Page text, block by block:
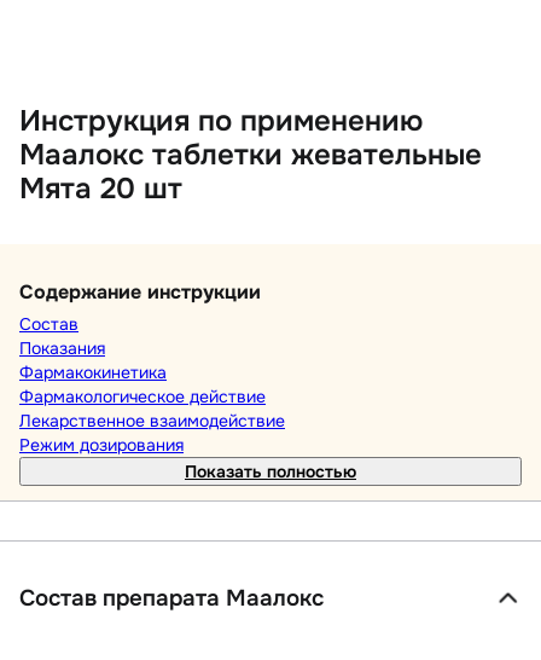
Инструкция по применению
Маалокс таблетки жевательные
Мята 20 шт
Содержание инструкции
Состав
Показания
Фармакокинетика
Фармакологическое действие
Лекарственное взаимодействие
Режим дозирования
Показать полностью
Состав препарата Маалокс